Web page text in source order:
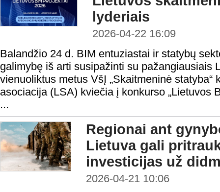
lyderiais
2026-04-22 16:09
Balandžio 24 d. BIM entuziastai ir statybų
galimybę iš arti susipažinti su pažangiausiais
vienuoliktus metus VšĮ „Skaitmeninė statyba“
asociacija (LSA) kviečia į konkurso „Lietuvos
...
Regionai ant
Lietuva gali
investicijas už
2026-04-21 10:06